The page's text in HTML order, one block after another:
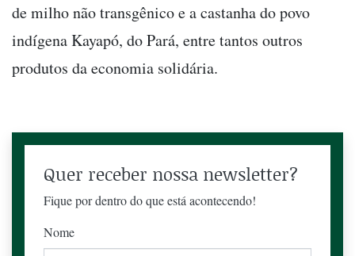
de milho não transgênico e a castanha do povo
indígena Kayapó, do Pará, entre tantos outros
produtos da economia solidária.
Quer receber nossa newsletter?
Fique por dentro do que está acontecendo!
Nome